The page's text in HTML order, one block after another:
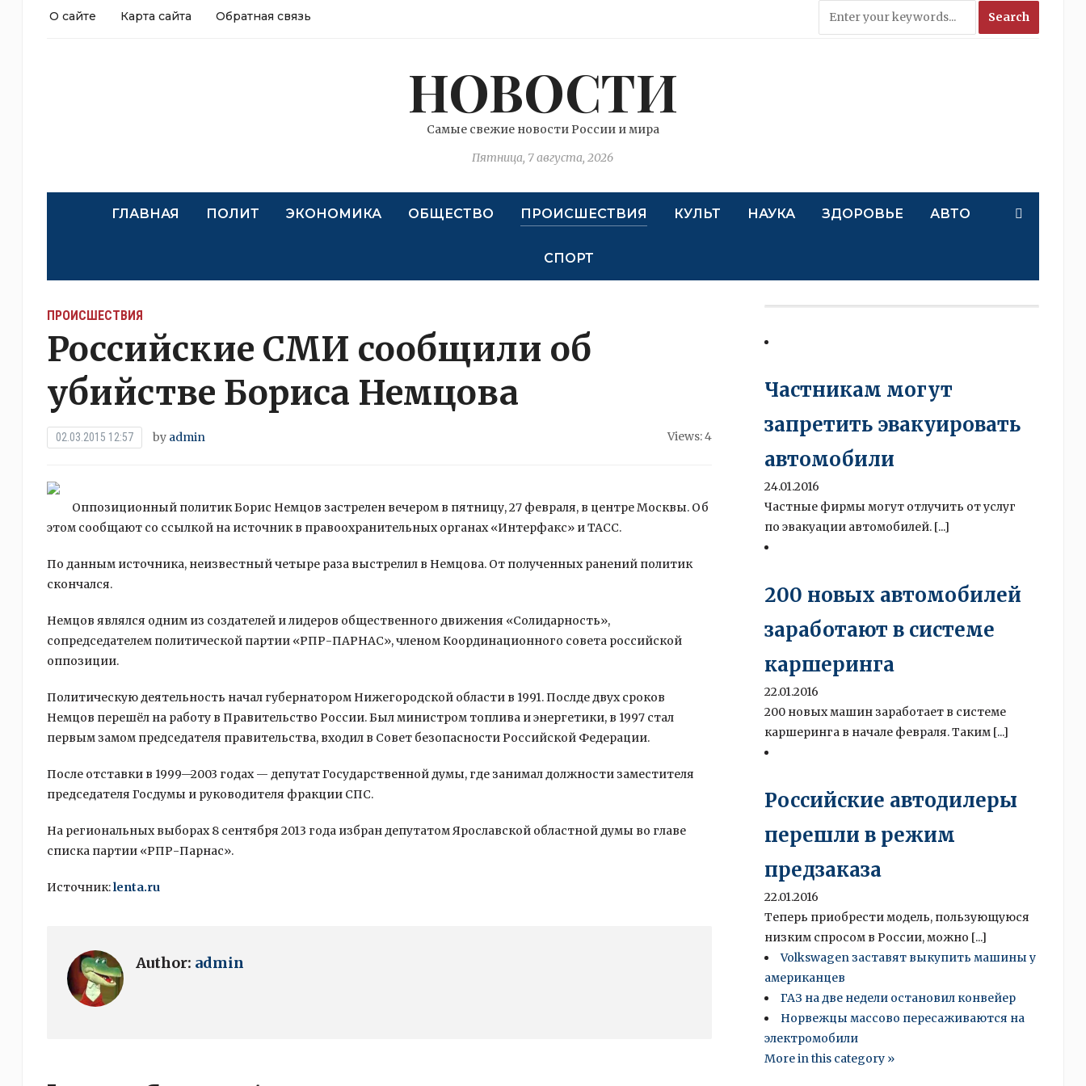
О сайте Карта сайта Обратная связь
НОВОСТИ
Самые свежие новости России и мира
Пятница, 7 августа, 2026
ГЛАВНАЯ ПОЛИТ ЭКОНОМИКА ОБЩЕСТВО ПРОИСШЕСТВИЯ КУЛЬТ НАУКА ЗДОРОВЬЕ АВТО
СПОРТ
ПРОИСШЕСТВИЯ
Российские СМИ сообщили об
убийстве Бориса Немцова
02.03.2015 12:57 by admin Views: 4
Оппозиционный политик Борис Немцов застрелен вечером в пятницу, 27 февраля, в центре Москвы. Об
этом сообщают со ссылкой на источник в правоохранительных органах «Интерфакс» и ТАСС.
По данным источника, неизвестный четыре раза выстрелил в Немцова. От полученныхранений политик
скончался.
Немцов являлся одним из создателей и лидеров общественного движения «Солидарность»,
сопредседателем политической партии «РПР-ПАРНАС», членом Координационного совета российской
оппозиции.
Политическую деятельность начал губернатором Нижегородской области в 1991. Послде двух сроков
Немцов перешёл на работу в Правительство России. Был министром топлива и энергетики, в 1997 стал
первым замом председателя правительства, входил в Совет безопасности Российской Федерации.
После отставки в 1999—2003 годах — депутат Государственной думы, где занимал должности заместителя
председателя Госдумы и руководителя фракции СПС.
На региональных выборах 8 сентября 2013 года избран депутатом Ярославской областной думы во главе
списка партии «РПР-Парнас».
Источник:lenta.ru
Author: admin
Частникам могут
запретить эвакуировать
автомобили
24.01.2016
Частные фирмы могут отлучить от услуг
по эвакуации автомобилей. [...]
200 новых автомобилей
заработают в системе
каршеринга
22.01.2016
200 новых машин заработает в системе
каршеринга в начале февраля. Таким [...]
Российские автодилеры
перешли в режим
предзаказа
22.01.2016
Теперь приобрести модель, пользующуюся
низким спросом в России, можно [...]
Volkswagen заставят выкупить машины у
американцев
ГАЗ на две недели остановил конвейер
Норвежцы массово пересаживаются на
электромобили
More in this category »